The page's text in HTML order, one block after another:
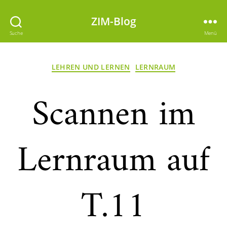
Suche
ZIM-Blog
Menü
Kategorien
LEHREN UND LERNEN LERNRAUM
Scannen im
Lernraum auf
T.11